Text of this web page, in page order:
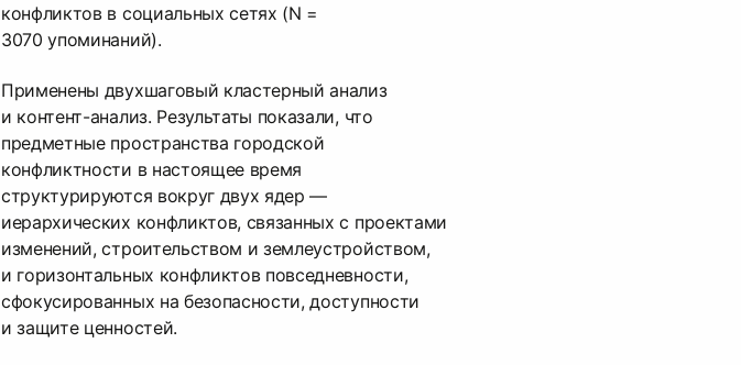
конфликтов в социальных сетях (N =
3070 упоминаний).
Применены двухшаговый кластерный анализ
и контент-анализ. Результаты показали, что
предметные пространства городской
конфликтности в настоящее время
структурируются вокруг двух ядер —
иерархических конфликтов, связанных с проектами
изменений, строительством и землеустройством,
и горизонтальных конфликтов повседневности,
сфокусированных на безопасности, доступности
и защите ценностей.